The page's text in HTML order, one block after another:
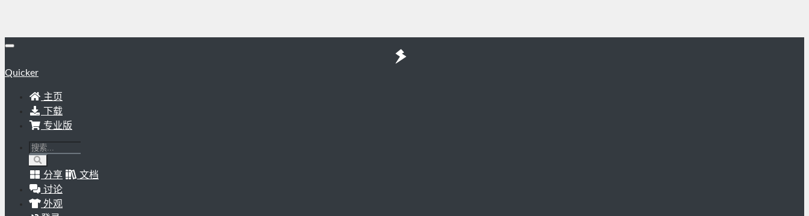
Quicker
主页
下载
专业版
分享
文档
讨论
外观